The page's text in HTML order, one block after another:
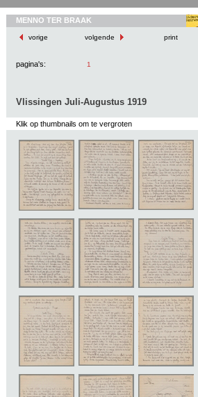
MENNO TER BRAAK
vorige volgende print
pagina's: 1
Vlissingen Juli-Augustus 1919
Klik op thumbnails om te vergroten